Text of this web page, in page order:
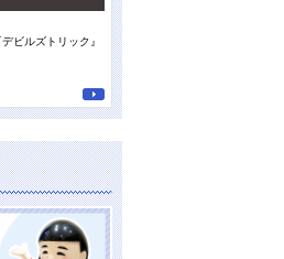
ビルズトリック』
スタッフの“推しの香り”がついに